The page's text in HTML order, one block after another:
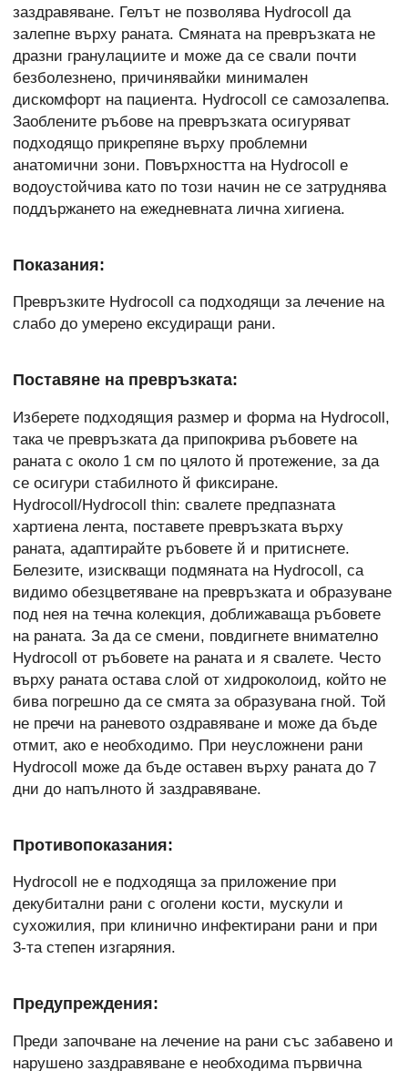
заздравяване. Гелът не позволява Hydrocoll да
залепне върху раната. Смяната на превръзката не
дразни гранулациите и може да се свали почти
безболезнено, причинявайки минимален
дискомфорт на пациента. Hydrocoll се самозалепва.
Заоблените ръбове на превръзката осигуряват
подходящо прикрепяне върху проблемни
анатомични зони. Повърхността на Hydrocoll е
водоустойчива като по този начин не се затруднява
поддържането на ежедневната лична хигиена.
Показания:
Превръзките Hydrocoll са подходящи за лечение на
слабо до умерено ексудиращи рани.
Поставяне на превръзката:
Изберете подходящия размер и форма на Hydrocoll,
така че превръзката да припокрива ръбовете на
раната с около 1 см по цялото й протежение, за да
се осигури стабилното й фиксиране.
Hydrocoll/Hydrocoll thin: свалете предпазната
хартиена лента, поставете превръзката върху
раната, адаптирайте ръбовете й и притиснете.
Белезите, изискващи подмяната на Hydrocoll, са
видимо обезцветяване на превръзката и образуване
под нея на течна колекция, доближаваща ръбовете
на раната. За да се смени, повдигнете внимателно
Hydrocoll от ръбовете на раната и я свалете. Често
върху раната остава слой от хидроколоид, който не
бива погрешно да се смята за образувана гной. Той
не пречи на раневото оздравяване и може да бъде
отмит, ако е необходимо. При неусложнени рани
Hydrocoll може да бъде оставен върху раната до 7
дни до напълното й заздравяване.
Противопоказания:
Hydrocoll не е подходяща за приложение при
декубитални рани с оголени кости, мускули и
сухожилия, при клинично инфектирани рани и при
3-та степен изгаряния.
Предупреждения:
Преди започване на лечение на рани със забавено и
нарушено заздравяване е необходима първична